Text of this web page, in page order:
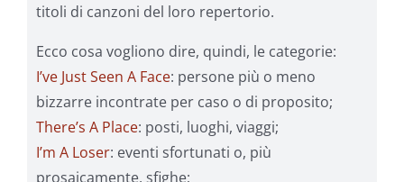
titoli di canzoni del loro repertorio.
Ecco cosa vogliono dire, quindi, le categorie:
I’ve Just Seen A Face: persone più o meno
bizzarre incontrate per caso o di proposito;
There’s A Place: posti, luoghi, viaggi;
I’m A Loser: eventi sfortunati o, più
prosaicamente, sfighe;